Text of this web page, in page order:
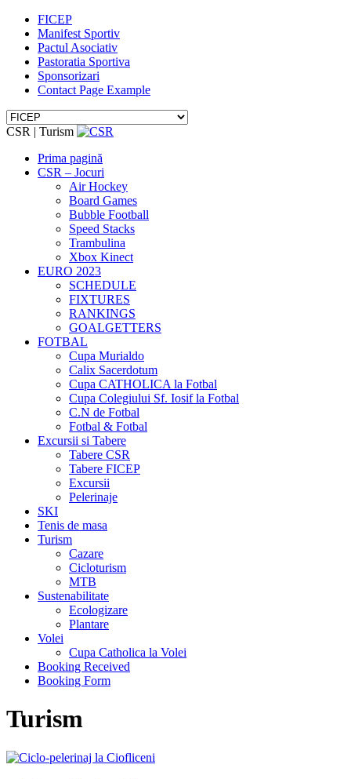
FICEP
Manifest Sportiv
Pactul Asociativ
Pastoratia Sportiva
Sponsorizari
Contact Page Example
CSR | Turism
Prima pagină
CSR – Jocuri
Air Hockey
Board Games
Bubble Football
Speed Stacks
Trambulina
Xbox Kinect
EURO 2023
SCHEDULE
FIXTURES
RANKINGS
GOALGETTERS
FOTBAL
Cupa Murialdo
Calix Sacerdotum
Cupa CATHOLICA la Fotbal
Cupa Colegiului Sf. Iosif la Fotbal
C.N de Fotbal
Fotbal & Fotbal
Excursii si Tabere
Tabere CSR
Tabere FICEP
Excursii
Pelerinaje
SKI
Tenis de masa
Turism
Cazare
Cicloturism
MTB
Sustenabilitate
Ecologizare
Plantare
Volei
Cupa Catholica la Volei
Booking Received
Booking Form
Turism